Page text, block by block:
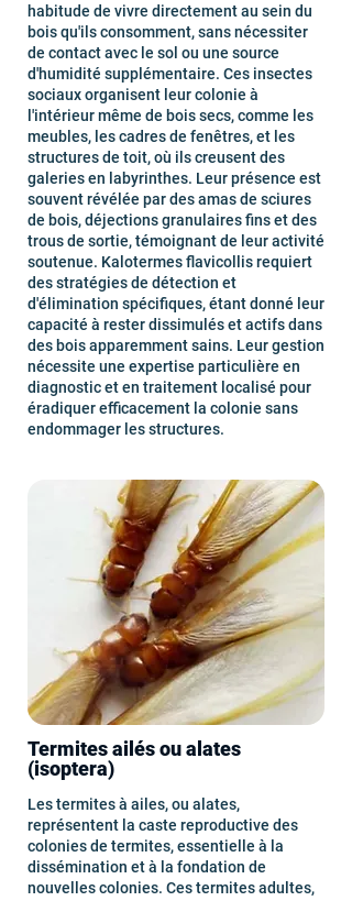
habitude de vivre directement au sein du
bois qu'ils consomment, sans nécessiter
de contact avec le sol ou une source
d'humidité supplémentaire. Ces insectes
sociaux organisent leur colonie à
l'intérieur même de bois secs, comme les
meubles, les cadres de fenêtres, et les
structures de toit, où ils creusent des
galeries en labyrinthes. Leur présence est
souvent révélée par des amas de sciures
de bois, déjections granulaires fins et des
trous de sortie, témoignant de leur activité
soutenue. Kalotermes flavicollis requiert
des stratégies de détection et
d'élimination spécifiques, étant donné leur
capacité à rester dissimulés et actifs dans
des bois apparemment sains. Leur gestion
nécessite une expertise particulière en
diagnostic et en traitement localisé pour
éradiquer efficacement la colonie sans
endommager les structures.
Termites ailés ou alates
(isoptera)
Les termites à ailes, ou alates,
représentent la caste reproductive des
colonies de termites, essentielle à la
dissémination et à la fondation de
nouvelles colonies. Ces termites adultes,